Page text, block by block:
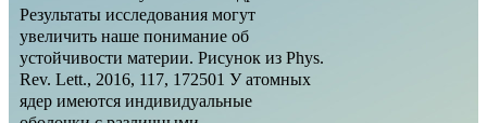
Результаты исследования могут
увеличить наше понимание об
устойчивости материи. Рисунок из Phys.
Rev. Lett., 2016, 117, 172501 У атомных
ядер имеются индивидуальные